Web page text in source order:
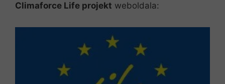
Climaforce Life projekt weboldala: